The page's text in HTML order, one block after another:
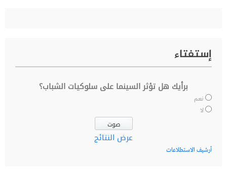
إستفتاء
برأيك هل تؤثر السينما على سلوكيات الشباب؟
نعم
لا
عرض النتائج
أرشيف الاستطلاعات